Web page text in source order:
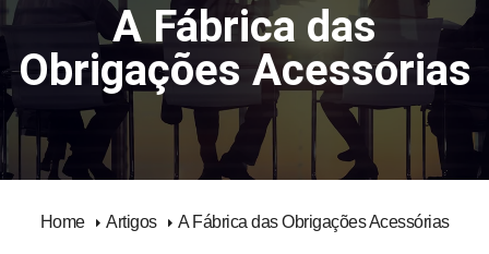
A Fábrica das
Obrigações Acessórias
Home Artigos A Fábrica das Obrigações Acessórias